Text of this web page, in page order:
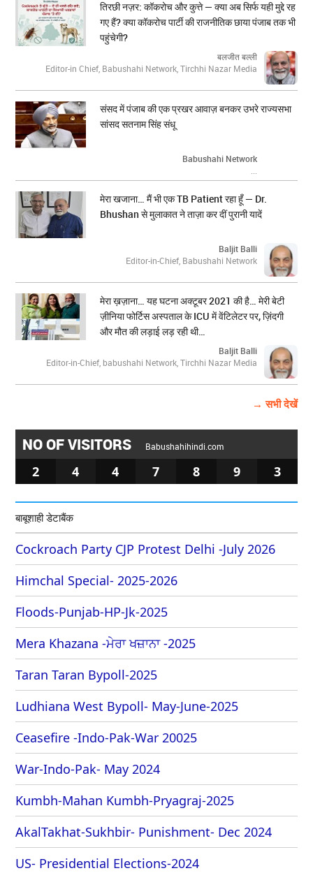
तिरछी नज़र: कॉकरोच और कुत्ते — क्या अब सिर्फ यही मुद्दे रह
गए हैं? क्या कॉकरोच पार्टी की राजनीतिक छाया पंजाब तक भी
पहुंचेगी?
बलजीत बल्ली
Editor-in Chief, Babushahi Network, Tirchhi Nazar Media
संसद में पंजाब की एक प्रखर आवाज़ बनकर उभरे राज्यसभा
सांसद सतनाम सिंह संधू
Babushahi Network
...
मेरा खजाना… मैं भी एक TB Patient रहा हूँ — Dr.
Bhushan से मुलाकात ने ताज़ा कर दीं पुरानी यादें
Baljit Balli
Editor-in-Chief, Babushahi Network
मेरा ख़ज़ाना… यह घटना अक्टूबर 2021 की है… मेरी बेटी
ज़ीनिया फोर्टिस अस्पताल के ICU में वेंटिलेटर पर, ज़िंदगी
और मौत की लड़ाई लड़ रही थी…
Baljit Balli
Editor-in-Chief, babushahi Network, Tirchhi Nazar Media
→ सभी देखें
NO OF VISITORS Babushahihindi.com
2 4 4 7 8 9 3
बाबूशाही डेटाबैंक
Cockroach Party CJP Protest Delhi -July 2026
Himchal Special- 2025-2026
Floods-Punjab-HP-Jk-2025
Mera Khazana -ਮੇਰਾ ਖਜ਼ਾਨਾ -2025
Taran Taran Bypoll-2025
Ludhiana West Bypoll- May-June-2025
Ceasefire -Indo-Pak-War 20025
War-Indo-Pak- May 2024
Kumbh-Mahan Kumbh-Pryagraj-2025
AkalTakhat-Sukhbir- Punishment- Dec 2024
US- Presidential Elections-2024